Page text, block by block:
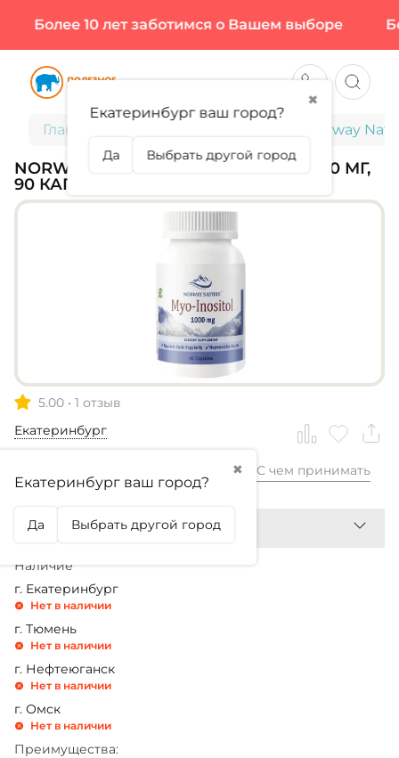
Более 10 лет заботимся о Вашем выборе
Главная Norway
NORWAY NATURE, MYO-INOSITOL 1000 МГ,
90 КАПС (45 ПОРЦИЙ)
5.00 • 1 отзыв
Екатеринбург
✖
Екатеринбург ваш город?
Да Выбрать другой город
1 770,99₽ С чем принимать
Наличие
г. Екатеринбург
Нет в наличии
г. Тюмень
Нет в наличии
г. Нефтеюганск
Нет в наличии
г. Омск
Нет в наличии
Преимущества:
✖
Екатеринбург ваш город?
Да Выбрать другой город